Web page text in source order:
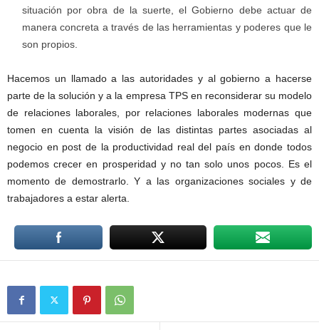
situación por obra de la suerte, el Gobierno debe actuar de
manera concreta a través de las herramientas y poderes que le
son propios.
Hacemos un llamado a las autoridades y al gobierno a hacerse
parte de la solución y a la empresa TPS en reconsiderar su modelo
de relaciones laborales, por relaciones laborales modernas que
tomen en cuenta la visión de las distintas partes asociadas al
negocio en post de la productividad real del país en donde todos
podemos crecer en prosperidad y no tan solo unos pocos. Es el
momento de demostrarlo. Y a las organizaciones sociales y de
trabajadores a estar alerta.